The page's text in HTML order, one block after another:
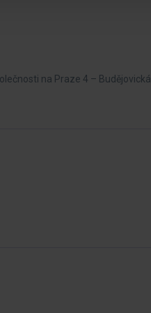
na Praze 4 – Budějovická